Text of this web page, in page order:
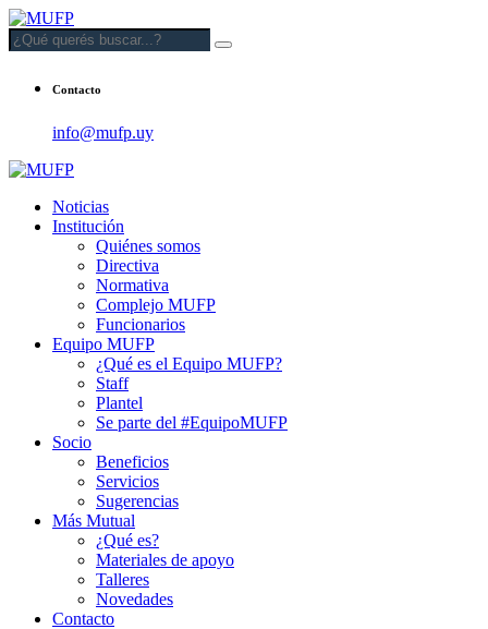
Contacto
info@mufp.uy
Noticias
Institución
Quiénes somos
Directiva
Normativa
Complejo MUFP
Funcionarios
Equipo MUFP
¿Qué es el Equipo MUFP?
Staff
Plantel
Se parte del #EquipoMUFP
Socio
Beneficios
Servicios
Sugerencias
Más Mutual
¿Qué es?
Materiales de apoyo
Talleres
Novedades
Contacto